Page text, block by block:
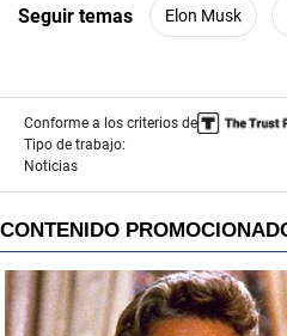
Seguir temas Elon Musk
Conforme a los criterios de
Tipo de trabajo:
Noticias